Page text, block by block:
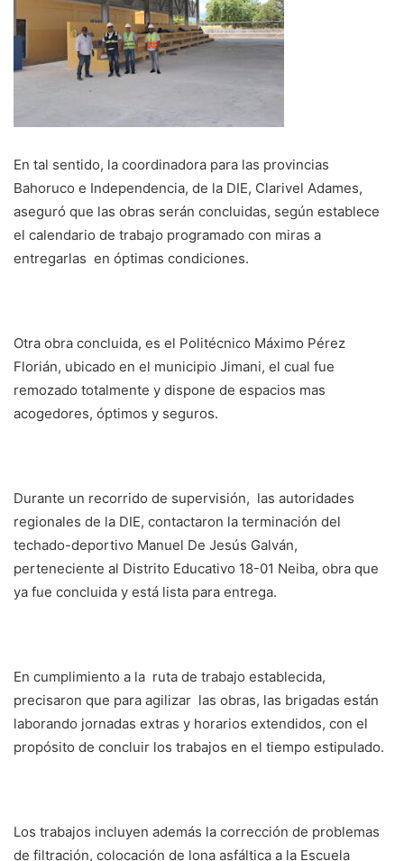
En tal sentido, la coordinadora para las provincias
Bahoruco e Independencia, de la DIE, Clarivel Adames,
aseguró que las obras serán concluidas, según establece
el calendario de trabajo programado con miras a
entregarlas en óptimas condiciones.
Otra obra concluida, es el Politécnico Máximo Pérez
Florián, ubicado en el municipio Jimani, el cual fue
remozado totalmente y dispone de espacios mas
acogedores, óptimos y seguros.
Durante un recorrido de supervisión, las autoridades
regionales de la DIE, contactaron la terminación del
techado-deportivo Manuel De Jesús Galván,
perteneciente al Distrito Educativo 18-01 Neiba, obra que
ya fue concluida y está lista para entrega.
En cumplimiento a la ruta de trabajo establecida,
precisaron que para agilizar las obras, las brigadas están
laborando jornadas extras y horarios extendidos, con el
propósito de concluir los trabajos en el tiempo estipulado.
Los trabajos incluyen además la corrección de problemas
de filtración, colocación de lona asfáltica a la Escuela